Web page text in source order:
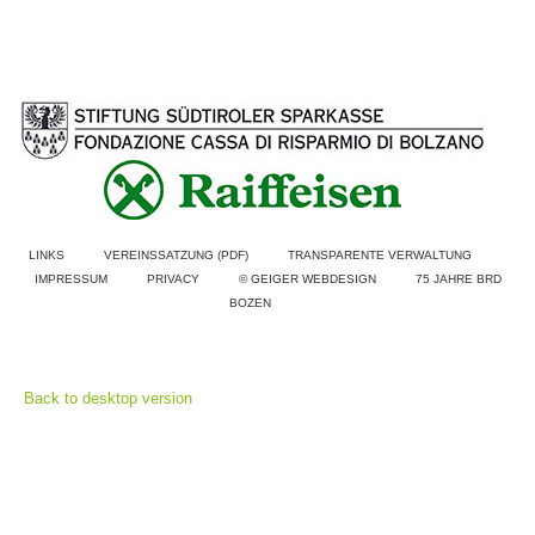
LINKS VEREINSSATZUNG (PDF)
TRANSPARENTE VERWALTUNG
IMPRESSUM
PRIVACY © GEIGER WEBDESIGN
75 JAHRE BRD
BOZEN
Back to desktop version